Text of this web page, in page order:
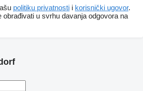
politiku privatnosti i korisnički ugovor.
obrađivati ​​u svrhu davanja odgovora na